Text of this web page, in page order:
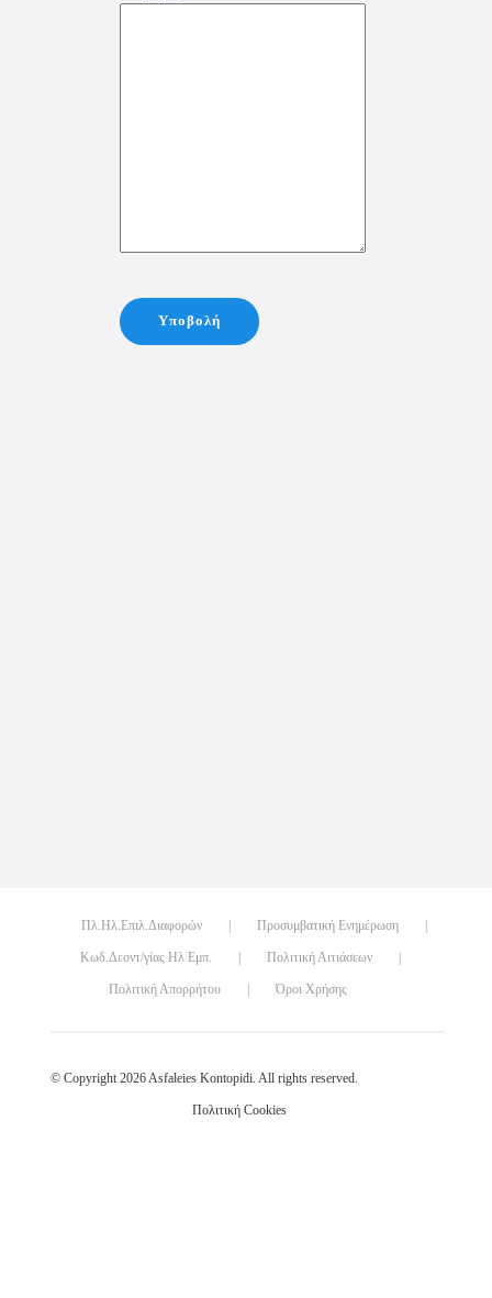
Πλ.Ηλ.Επιλ.Διαφορών| Προσυμβατική Ενημέρωση|
Κωδ.Δεοντ/γίας Ηλ Εμπ. |Πολιτική Αιτιάσεων
Πολιτική Απορρήτου|Όροι Χρήσης
© Copyright 2026 Asfaleies Kontopidi. All rights reserved.
Πολιτική Cookies